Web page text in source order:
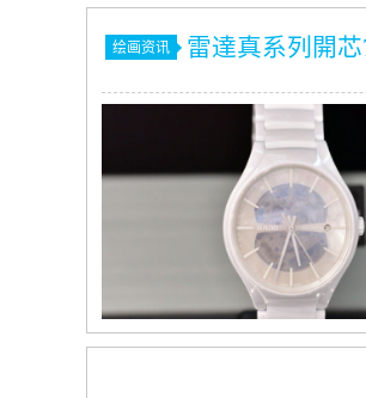
绘画资讯 雷達真系列開芯